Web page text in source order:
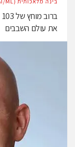
את עולם השבבים